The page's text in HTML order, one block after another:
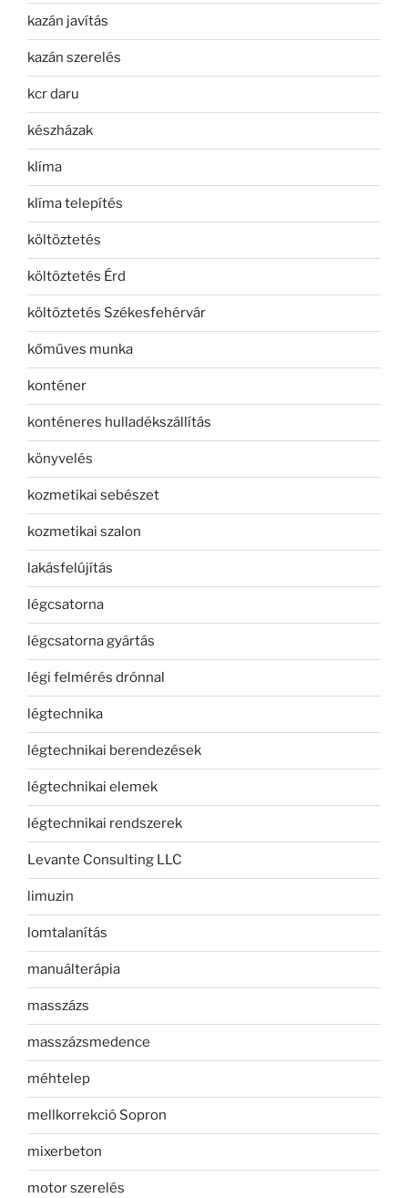
kazán javítás
kazán szerelés
kcr daru
készházak
klíma
klíma telepítés
költöztetés
költöztetés Érd
költöztetés Székesfehérvár
kőműves munka
konténer
konténeres hulladékszállítás
könyvelés
kozmetikai sebészet
kozmetikai szalon
lakásfelújítás
légcsatorna
légcsatorna gyártás
légi felmérés drónnal
légtechnika
légtechnikai berendezések
légtechnikai elemek
légtechnikai rendszerek
Levante Consulting LLC
limuzin
lomtalanítás
manuálterápia
masszázs
masszázsmedence
méhtelep
mellkorrekció Sopron
mixerbeton
motor szerelés